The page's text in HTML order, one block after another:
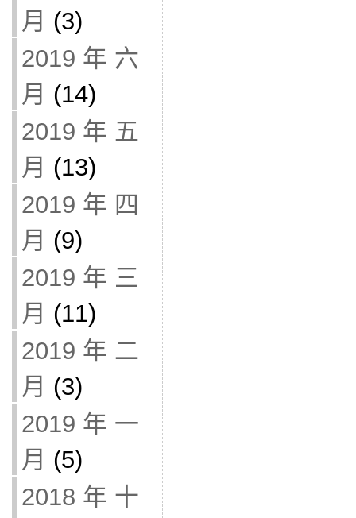
月 (3)
2019 年 六
月 (14)
2019 年 五
月 (13)
2019 年 四
月 (9)
2019 年 三
月 (11)
2019 年 二
月 (3)
2019 年 一
月 (5)
2018 年 十